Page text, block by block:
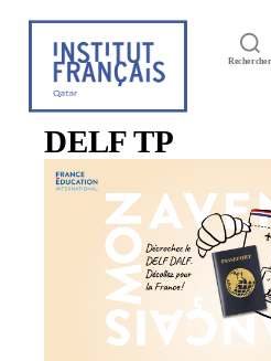
Rechercher
Institut
Français
Qatar
DELF TP